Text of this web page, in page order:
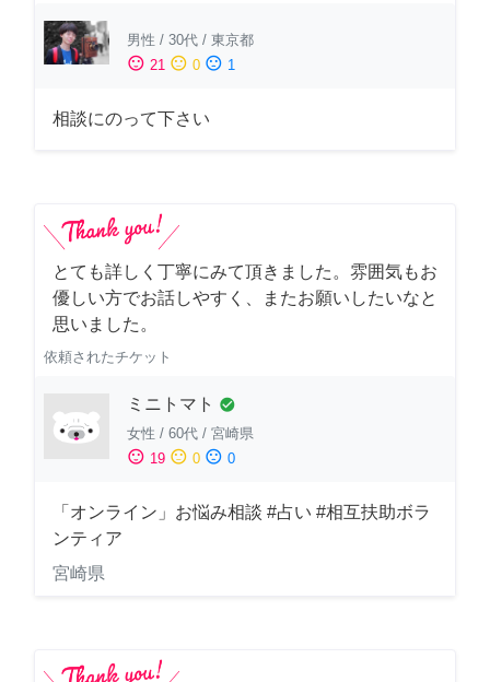
男性 / 30代 / 東京都
sentiment_satisfied 21 sentiment_neutral 0 sentiment_dissatisfied 1
相談にのって下さい
とても詳しく丁寧にみて頂きました。雰囲気もお
優しい方でお話しやすく、またお願いしたいなと
思いました。
依頼されたチケット
ミニトマト check_circle
女性 / 60代 / 宮崎県
sentiment_satisfied 19 sentiment_neutral 0 sentiment_dissatisfied 0
「オンライン」お悩み相談 #占い #相互扶助ボラ
ンティア
宮崎県